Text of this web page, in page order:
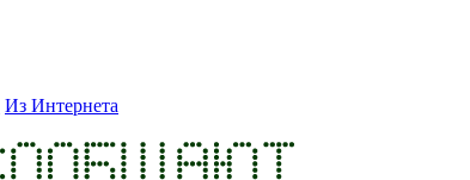
Из Интернета